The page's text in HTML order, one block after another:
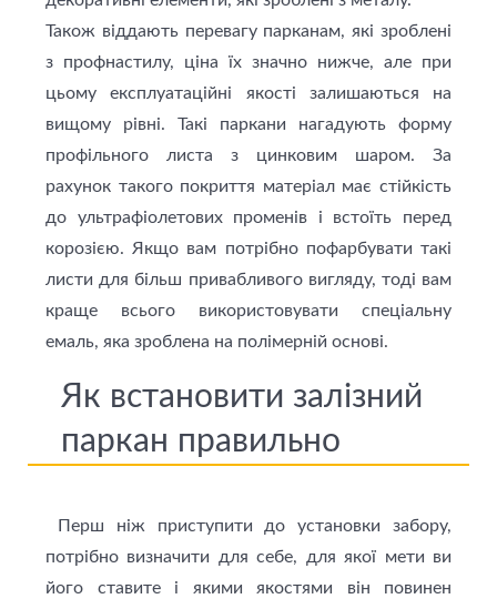
Також віддають перевагу парканам, які зроблені
з профнастилу, ціна їх значно нижче, але при
цьому експлуатаційні якості залишаються на
вищому рівні. Такі паркани нагадують форму
профільного листа з цинковим шаром. За
рахунок такого покриття матеріал має стійкість
до ультрафіолетових променів і встоїть перед
корозією. Якщо вам потрібно пофарбувати такі
листи для більш привабливого вигляду, тоді вам
краще всього використовувати спеціальну
емаль, яка зроблена на полімерній основі.
Як встановити залізний
паркан правильно
Перш ніж приступити до установки забору,
потрібно визначити для себе, для якої мети ви
його ставите і якими якостями він повинен